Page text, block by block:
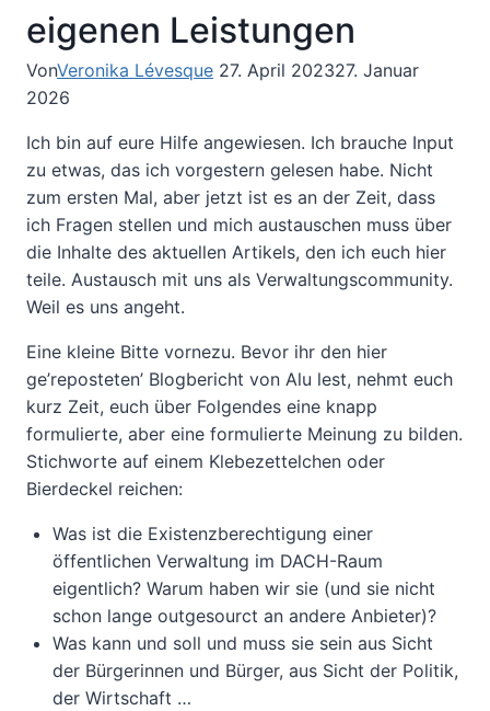
eigenen Leistungen
VonVeronika Lévesque 27. April 202327. Januar
2026
Ich bin auf eure Hilfe angewiesen. Ich brauche Input
zu etwas, das ich vorgestern gelesen habe. Nicht
zum ersten Mal, aber jetzt ist es an der Zeit, dass
ich Fragen stellen und mich austauschen muss über
die Inhalte des aktuellen Artikels, den ich euch hier
teile. Austausch mit uns als Verwaltungscommunity.
Weil es uns angeht.
Eine kleine Bitte vornezu. Bevor ihr den hier
ge’reposteten’ Blogbericht von Alu lest, nehmt euch
kurz Zeit, euch über Folgendes eine knapp
formulierte, aber eine formulierte Meinung zu bilden.
Stichworte auf einem Klebezettelchen oder
Bierdeckel reichen:
Was ist die Existenzberechtigung einer
öffentlichen Verwaltung im DACH-Raum
eigentlich? Warum haben wir sie (und sie nicht
schon lange outgesourct an andere Anbieter)?
Was kann und soll und muss sie sein aus Sicht
der Bürgerinnen und Bürger, aus Sicht der Politik,
der Wirtschaft …